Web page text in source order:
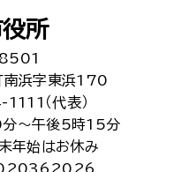
所
南浜字東浜170
（代表）
分～午後5時15分
年始はお休み